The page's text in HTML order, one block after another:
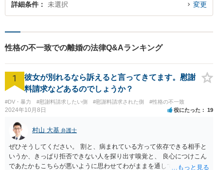
詳細条件 未選択 変更
性格の不一致での離婚の法律Q&Aランキング
1
彼女が別れるなら訴えると言ってきてます。慰謝
料請求などあるのでしょうか？
#DV・暴力 #慰謝料請求したい側 #慰謝料請求された側 #性格の不一致
2024年10月8日 役にたった 19
村山 大基 弁護士
ぜひそうしてください。 割と、病まれている方って依存できる相手と
いうか、きっぱり拒否できない人を探り出す嗅覚と、 良心につけこん
であたかもこちらが悪いように思わせてわがままを通してくる力がす